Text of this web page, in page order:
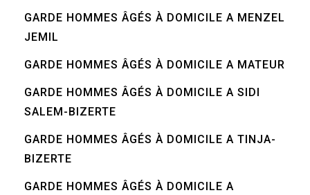
GARDE HOMMES ÂGÉS À DOMICILE A MENZEL
JEMIL
GARDE HOMMES ÂGÉS À DOMICILE A MATEUR
GARDE HOMMES ÂGÉS À DOMICILE A SIDI
SALEM-BIZERTE
GARDE HOMMES ÂGÉS À DOMICILE A TINJA-
BIZERTE
GARDE HOMMES ÂGÉS À DOMICILE A